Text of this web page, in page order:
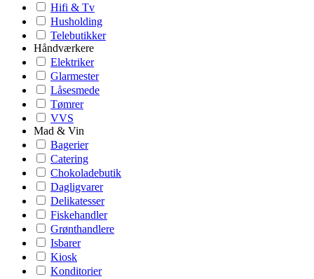
Hifi & Tv
Husholding
Telebutikker
Håndværkere
Elektriker
Glarmester
Låsesmede
Tømrer
VVS
Mad & Vin
Bagerier
Catering
Chokoladebutik
Dagligvarer
Delikatesser
Fiskehandler
Grønthandlere
Isbarer
Kiosk
Konditorier